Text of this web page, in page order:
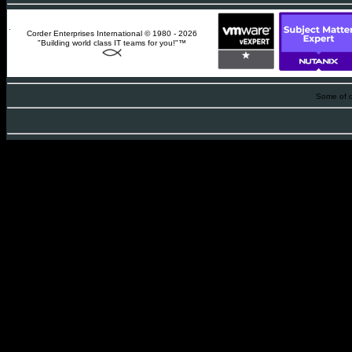
Corder Enterprises International © 1980 - 2026
"Building world class IT teams for you!"™
Some of